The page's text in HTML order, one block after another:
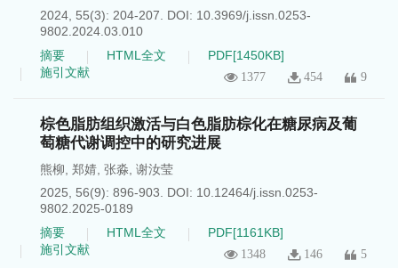
2024, 55(3): 204-207.
DOI: 10.3969/j.issn.0253-
9802.2024.03.010
摘要
HTML全文 PDF[1450KB]
施引文献
1377 454 9
棕色脂肪组织激活与白色脂肪棕化在糖尿病及葡
萄糖代谢调控中的研究进展
熊柳 郑婧 张淼 谢汝莹
2025, 56(9): 896-903.
DOI: 10.12464/j.issn.0253-
9802.2025-0189
摘要
HTML全文 PDF[1161KB]
施引文献
1348 146 5